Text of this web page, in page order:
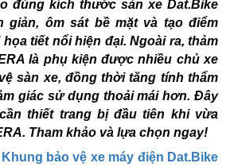
đúng kích thước sàn xe Dat.Bike
giản, ôm sát bề mặt và tạo điểm
tiết nổi hiện đại. Ngoài ra, thảm
là phụ kiện được nhiều chủ xe
sàn xe, đồng thời tăng tính thẩm
giác sử dụng thoải mái hơn. Đây
thiết trang bị đầu tiên khi vừa
Tham khảo và lựa chọn ngay!
Khung bảo vệ xe máy điện Dat.Bike